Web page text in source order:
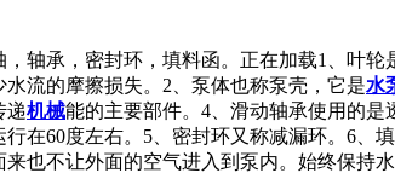
轴承，密封环，填料函。正在加载1、叶
流的摩擦损失。2、泵体也称泵壳，它是水
递机械能的主要部件。4、滑动轴承使用的
在60度左右。5、密封环又称减漏环。6
也不让外面的空气进入到泵内。始终保